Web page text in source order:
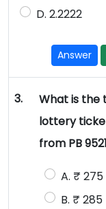
D. 2.2222
Answer
3.
What is the
lottery
from PB
A. ₹ 275
B. ₹ 285